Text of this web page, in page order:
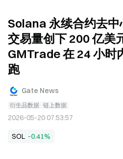
Solana 永续合约去
交易量创下 200 亿美
GMTrade 在 24 小时
跑
Gate News
衍生品数据 链上数据
2026-05-20 07:53:57
SOL -0.41%